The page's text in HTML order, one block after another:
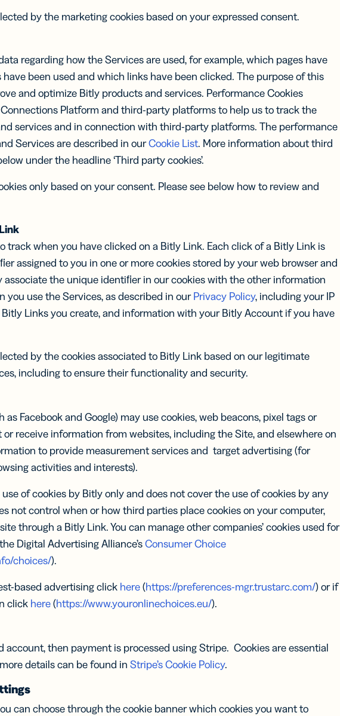
by the marketing cookies based on your expressed consent.
regarding how the Services are used, for example, which pages have
been used and which links have been clicked. The purpose of this
and optimize Bitly products and services. Performance Cookies
Platform and third-party platforms to help us to track the
services and in connection with third-party platforms. The performance
Services are described in ourCookie List. More information about third
under the headline ‘Third party cookies’.
only based on your consent. Please see below how to review and
track when you have clicked on a Bitly Link. Each click of a Bitly Link is
assigned to you in one or more cookies stored by your web browser and
associate the unique identiﬁer in our cookies with the other information
you use the Services, as described in ourPrivacy Policy, including your IP
Links you create, and information with your Bitly Account if you have
by the cookies associated to Bitly Link based on our legitimate
including to ensure their functionality and security.
Facebook and Google) may use cookies, web beacons, pixel tags or
receive information from websites, including the Site, and elsewhere on
to provide measurement services and target advertising (for
activities and interests).
of cookies by Bitly only and does not cover the use of cookies by any
not control when or how third parties place cookies on your computer,
through a Bitly Link. You can manage other companies’ cookies used for
Digital Advertising Alliance’sConsumer Choice
choices/).
based advertising click here(https://preferences-mgr.trustarc.com/) or if
click here(https://www.youronlinechoices.eu/).
account, then payment is processed using Stripe. Cookies are essential
details can be found in Stripe’s Cookie Policy.
can choose through the cookie banner which cookies you want to